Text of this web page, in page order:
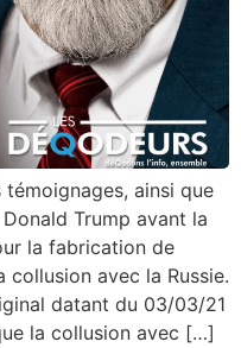
témoignages, ainsi que
Trump avant la
la fabrication de
avec la Russie.
datant du 03/03/21
la collusion avec […]